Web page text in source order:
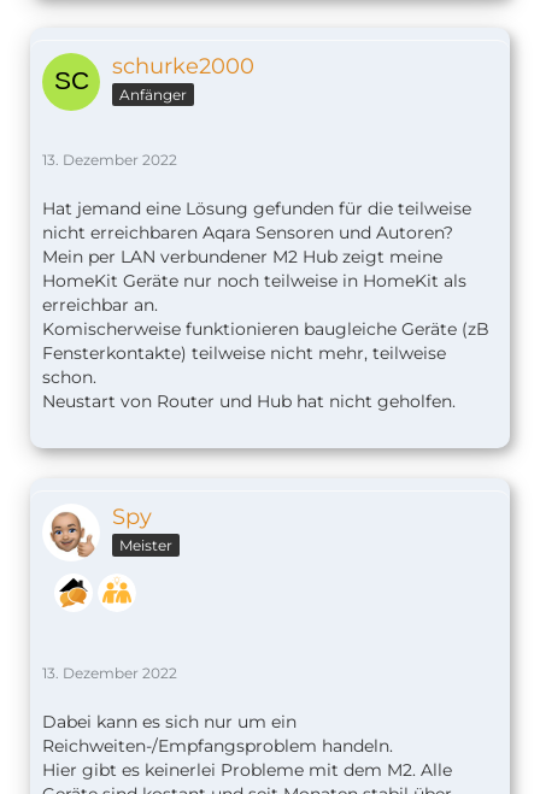
schurke2000
Anfänger
13. Dezember 2022
Hat jemand eine Lösung gefunden für die teilweise
nicht erreichbaren Aqara Sensoren und Autoren?
Mein per LAN verbundener M2 Hub zeigt meine
HomeKit Geräte nur noch teilweise in HomeKit als
erreichbar an.
Komischerweise funktionieren baugleiche Geräte (zB
Fensterkontakte) teilweise nicht mehr, teilweise
schon.
Neustart von Router und Hub hat nicht geholfen.
Spy
Meister
13. Dezember 2022
Dabei kann es sich nur um ein
Reichweiten-/Empfangsproblem handeln.
Hier gibt es keinerlei Probleme mit dem M2. Alle